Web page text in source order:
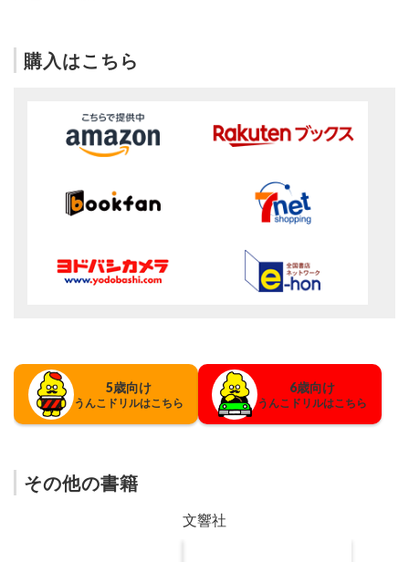
購入はこちら
5歳向け
うんこドリルはこちら
6歳向け
うんこドリルはこちら
その他の書籍
文響社